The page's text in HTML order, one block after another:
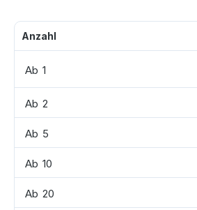
Anzahl
Ab 1
Ab 2
Ab 5
Ab 10
Ab 20